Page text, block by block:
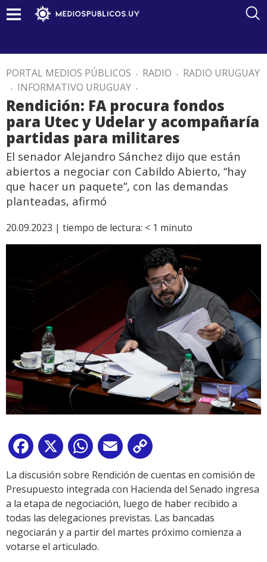
PORTAL MEDIOS PÚBLICOS . RADIO . RADIO URUGUAY
. INFORMATIVO URUGUAY .
Rendición: FA procura fondos
para Utec y Udelar y acompañaría
partidas para militares
El senador Alejandro Sánchez dijo que están
abiertos a negociar con Cabildo Abierto, “hay
que hacer un paquete”, con las demandas
planteadas, afirmó
20.09.2023 | tiempo de lectura: < 1 minuto
Facebook
X WhatsApp
Email
Link
La discusión sobre Rendición de cuentas en comisión de
Presupuesto integrada con Hacienda del Senado ingresa
a la etapa de negociación, luego de haber recibido a
todas las delegaciones previstas. Las bancadas
negociarán y a partir del martes próximo comienza a
votarse el articulado.